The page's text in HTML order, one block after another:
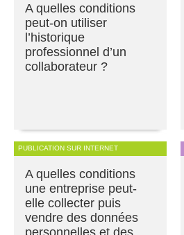
A quelles conditions
peut-on utiliser
l’historique
professionnel d’un
collaborateur ?
PUBLICATION SUR INTERNET
A quelles conditions
une entreprise peut-
elle collecter puis
vendre des données
personnelles et des